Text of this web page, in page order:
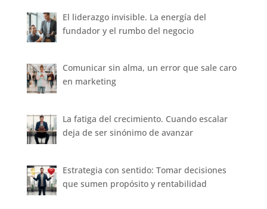
El liderazgo invisible. La energía del
fundador y el rumbo del negocio
Comunicar sin alma, un error que sale caro
en marketing
La fatiga del crecimiento. Cuando escalar
deja de ser sinónimo de avanzar
Estrategia con sentido: Tomar decisiones
que sumen propósito y rentabilidad